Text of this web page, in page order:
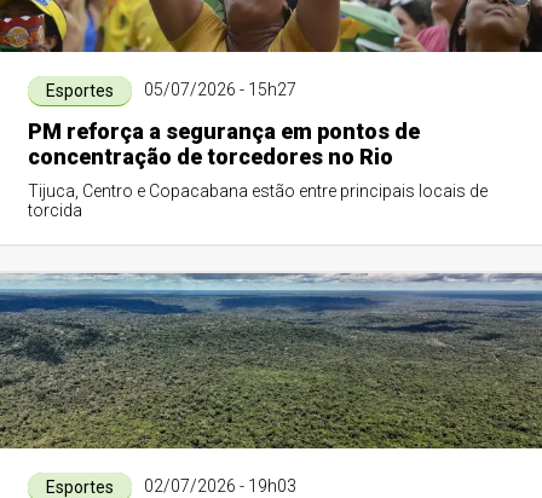
Esportes 05/07/2026 - 15h27
PM reforça a segurança em pontos de
concentração de torcedores no Rio
Tijuca, Centro e Copacabana estão entre principais locais de
torcida
Esportes 02/07/2026 - 19h03